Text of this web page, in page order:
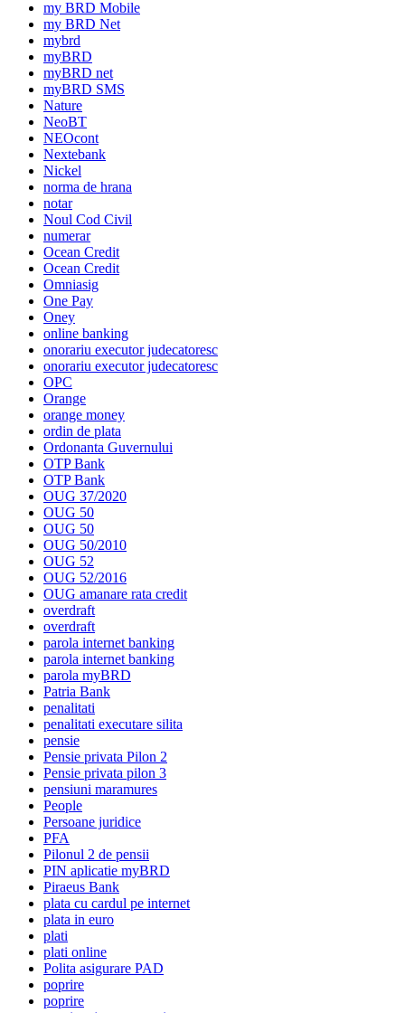
my BRD Mobile
my BRD Net
mybrd
myBRD
myBRD net
myBRD SMS
Nature
NeoBT
NEOcont
Nextebank
Nickel
norma de hrana
notar
Noul Cod Civil
numerar
Ocean Credit
Ocean Credit
Omniasig
One Pay
Oney
online banking
onorariu executor judecatoresc
onorariu executor judecatoresc
OPC
Orange
orange money
ordin de plata
Ordonanta Guvernului
OTP Bank
OTP Bank
OUG 37/2020
OUG 50
OUG 50
OUG 50/2010
OUG 52
OUG 52/2016
OUG amanare rata credit
overdraft
overdraft
parola internet banking
parola internet banking
parola myBRD
Patria Bank
penalitati
penalitati executare silita
pensie
Pensie privata Pilon 2
Pensie privata pilon 3
pensiuni maramures
People
Persoane juridice
PFA
Pilonul 2 de pensii
PIN aplicatie myBRD
Piraeus Bank
plata cu cardul pe internet
plata in euro
plati
plati online
Polita asigurare PAD
poprire
poprire